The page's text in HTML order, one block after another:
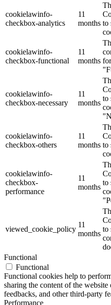
cookielawinfo-
checkbox-analytics
11
months to
cookielawinfo-
checkbox-functional
11
months
cookielawinfo-
checkbox-necessary
11
months
to
cookielawinfo-
checkbox-others
11
months to
cookielawinfo-
checkbox-
performance
11
months
to
viewed_cookie_policy
11
months
to
Functional
Functional
Functional cookies help to
sharing the content of the
feedbacks, and other third-party
Performance